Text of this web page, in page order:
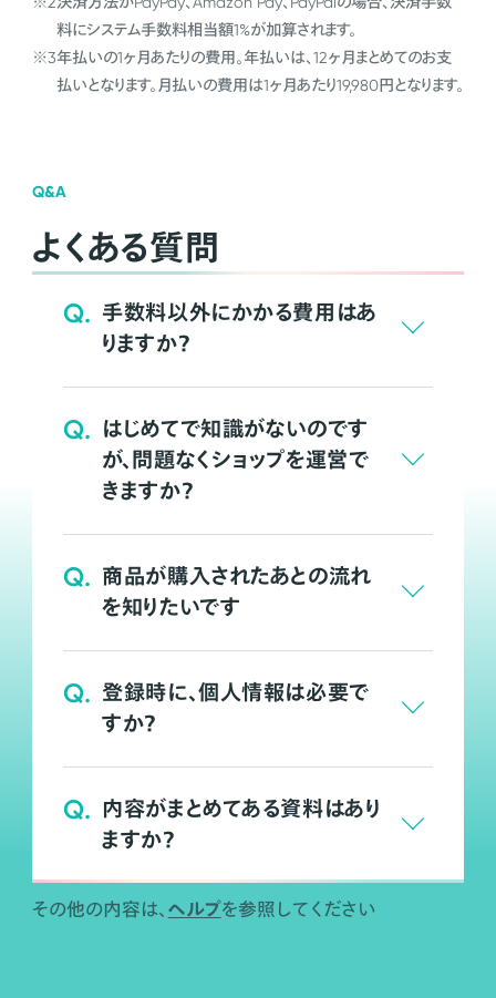
料にシステム手数料相当額1%が加算されます。
※3年払いの1ヶ月あたりの費用。年払いは、12ヶ月まとめてのお支
払いとなります。月払いの費用は1ヶ月あたり19,980円となります。
Q&A
よくある質問
Q. 手数料以外にかかる費用はあ
りますか？
Q. はじめてで知識がないのです
が、問題なくショップを運営で
きますか？
Q. 商品が購入されたあとの流れ
を知りたいです
Q. 登録時に、個人情報は必要で
すか？
Q. 内容がまとめてある資料はあり
ますか？
その他の内容は、 ヘルプを参照してください